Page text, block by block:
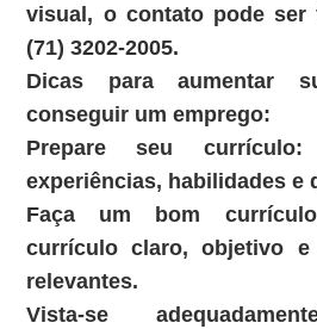
visual, o contato pode ser
(71) 3202-2005.
Dicas para aumentar
conseguir um emprego:
Prepare seu currículo:
experiências, habilidades e
Faça um bom
currículo claro, objetivo e
relevantes.
Vista-se